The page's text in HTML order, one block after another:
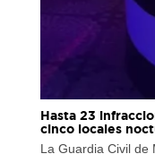
Hasta 23
cinco locales
La Guardia Civil de